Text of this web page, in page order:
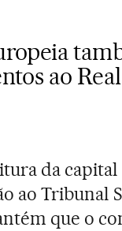
ao
da
ao Tribunal
que o